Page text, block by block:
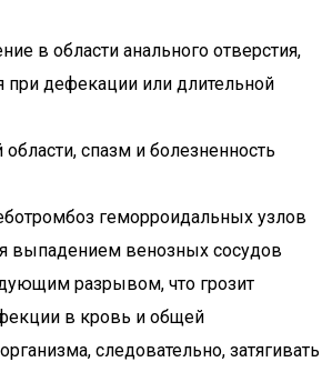
в области анального отверстия,
дефекации или длительной
области, спазм и болезненность
геморроидальных узлов
выпадением венозных сосудов
разрывом, что грозит
в кровь и общей
следовательно, затягивать